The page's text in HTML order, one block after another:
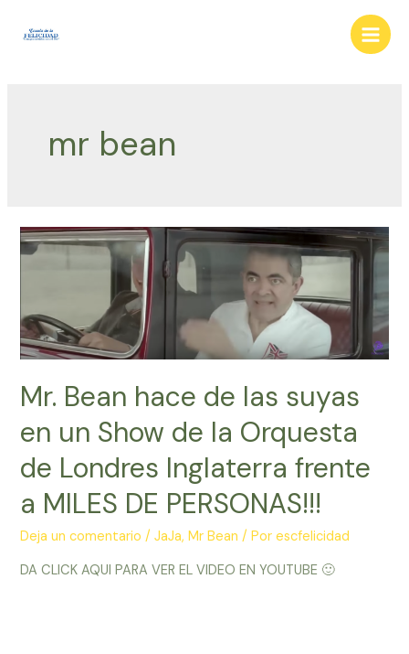
Main
mr bean
Mr. Bean hace de las suyas
en un Show de la Orquesta
de Londres Inglaterra frente
a MILES DE PERSONAS!!!
Deja un comentario /JaJa,Mr Bean / Porescfelicidad
DA CLICK AQUI PARA VER EL VIDEO EN YOUTUBE 🙂